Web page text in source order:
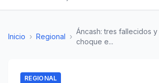
Inicio › Regional ›
Áncash: tres fallecidos
choque e...
REGIONAL